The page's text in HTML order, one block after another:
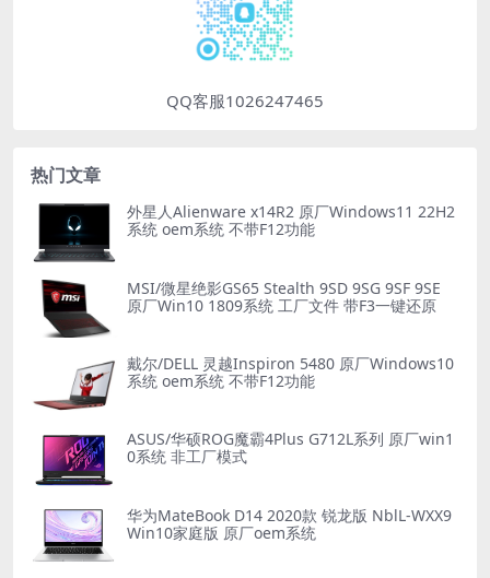
QQ客服1026247465
热门文章
外星人Alienware x14R2 原厂Windows11 22H2
系统 oem系统 不带F12功能
MSI/微星绝影GS65 Stealth 9SD 9SG 9SF 9SE
原厂Win10 1809系统 工厂文件 带F3一键还原
戴尔/DELL 灵越Inspiron 5480 原厂Windows10
系统 oem系统 不带F12功能
ASUS/华硕ROG魔霸4Plus G712L系列 原厂win1
0系统 非工厂模式
华为MateBook D14 2020款 锐龙版 NblL-WXX9
Win10家庭版 原厂oem系统